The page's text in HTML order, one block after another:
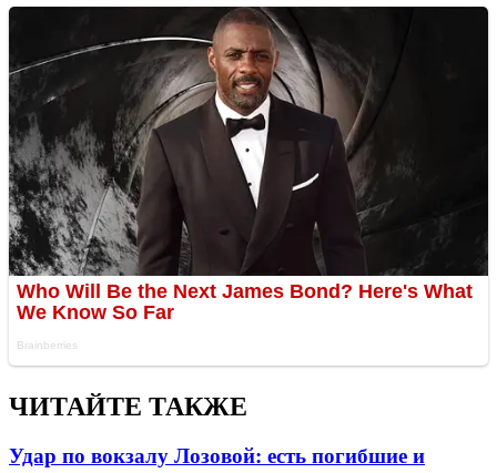
ЧИТАЙТЕ ТАКЖЕ
Удар по вокзалу Лозовой: есть погибшие и